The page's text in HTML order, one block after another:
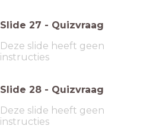
Slide 27 - Quizvraag
Deze slide heeft geen
instructies
Slide 28 - Quizvraag
Deze slide heeft geen
instructies